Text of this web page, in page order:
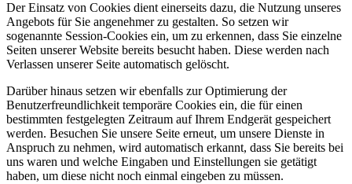
Der Einsatz von Cookies dient einerseits dazu, die Nutzung unseres
Angebots für Sie angenehmer zu gestalten. So setzen wir
sogenannte Session-Cookies ein, um zu erkennen, dass Sie einzelne
Seiten unserer Website bereits besucht haben. Diese werden nach
Verlassen unserer Seite automatisch gelöscht.
Darüber hinaus setzen wir ebenfalls zur Optimierung der
Benutzerfreundlichkeit temporäre Cookies ein, die für einen
bestimmten festgelegten Zeitraum auf Ihrem Endgerät gespeichert
werden. Besuchen Sie unsere Seite erneut, um unsere Dienste in
Anspruch zu nehmen, wird automatisch erkannt, dass Sie bereits bei
uns waren und welche Eingaben und Einstellungen sie getätigt
haben, um diese nicht noch einmal eingeben zu müssen.